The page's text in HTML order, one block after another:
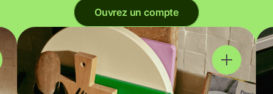
Ouvrez un compte